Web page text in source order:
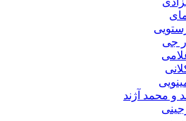
آژند